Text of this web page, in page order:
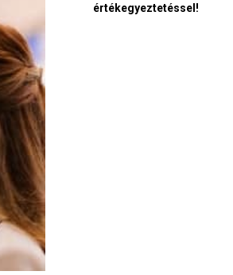
értékegyeztetéssel!